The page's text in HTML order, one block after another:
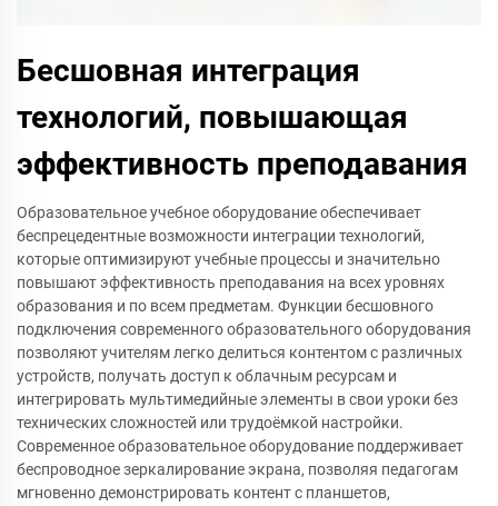
Бесшовная интеграция
технологий, повышающая
эффективность преподавания
Образовательное учебное оборудование обеспечивает
беспрецедентные возможности интеграции технологий,
которые оптимизируют учебные процессы и значительно
повышают эффективность преподавания на всех уровнях
образования и по всем предметам. Функции бесшовного
подключения современного образовательного оборудования
позволяют учителям легко делиться контентом с различных
устройств, получать доступ к облачным ресурсам и
интегрировать мультимедийные элементы в свои уроки без
технических сложностей или трудоёмкой настройки.
Современное образовательное оборудование поддерживает
беспроводное зеркалирование экрана, позволяя педагогам
мгновенно демонстрировать контент с планшетов,